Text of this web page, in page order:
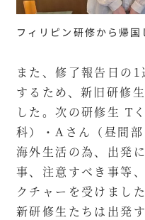
フィリピン研修から帰国
また、修了報告日の
するため、新旧研修
した。次の研修生 T
科）・Aさん（昼間
海外生活の為、出発
事、注意すべき事等
クチャーを受けました
新研修生たちは出発